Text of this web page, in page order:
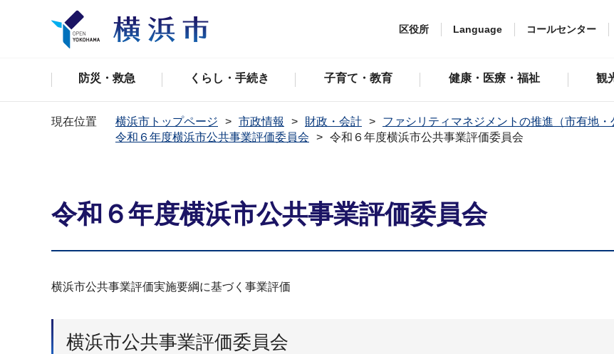
区役所 Language コールセンター
防災・救急 くらし・手続き 子育て・教育 健康・医療・福祉 観
現在位置 横浜市トップページ 市政情報 財政・会計 ファシリティマネジメントの推進（市有地・
令和６年度横浜市公共事業評価委員会
令和６年度横浜市公共事業評価委員会
令和６年度横浜市公共事業評価委員会
横浜市公共事業評価実施要綱に基づく事業評価
横浜市公共事業評価委員会